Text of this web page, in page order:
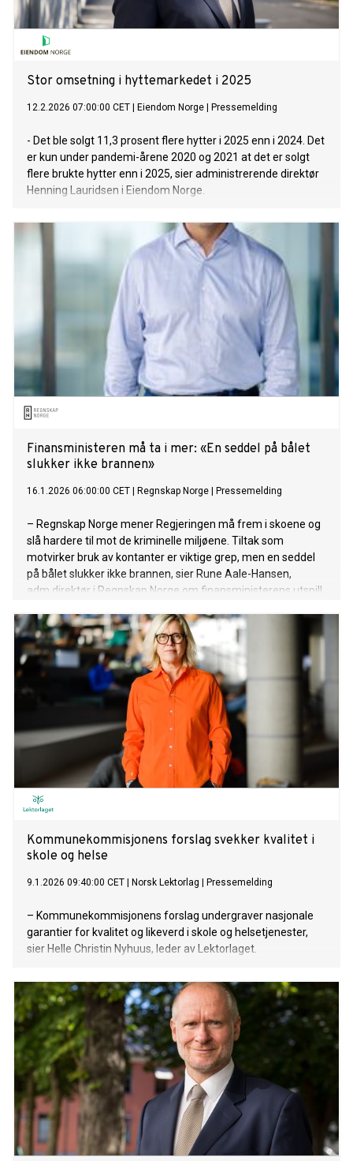
Stor omsetning i hyttemarkedet i 2025
12.2.2026 07:00:00 CET Eiendom Norge Pressemelding
- Det ble solgt 11,3 prosent flere hytter i 2025 enn i 2024. Det
er kun under pandemi-årene 2020 og 2021 at det er solgt
flere brukte hytter enn i 2025, sier administrerende direktør
Henning Lauridsen i Eiendom Norge.
Finansministeren må ta i mer: «En seddel på bålet
slukker ikke brannen»
16.1.2026 06:00:00 CET Regnskap Norge Pressemelding
– Regnskap Norge mener Regjeringen må frem i skoene og
slå hardere til mot de kriminelle miljøene. Tiltak som
motvirker bruk av kontanter er viktige grep, men en seddel
på bålet slukker ikke brannen, sier Rune Aale-Hansen,
adm.direktør i Regnskap Norge om finansministerens utspill
Kommunekommisjonens forslag svekker kvalitet i
skole og helse
9.1.2026 09:40:00 CET Norsk Lektorlag Pressemelding
– Kommunekommisjonens forslag undergraver nasjonale
garantier for kvalitet og likeverd i skole og helsetjenester,
sier Helle Christin Nyhuus, leder av Lektorlaget.